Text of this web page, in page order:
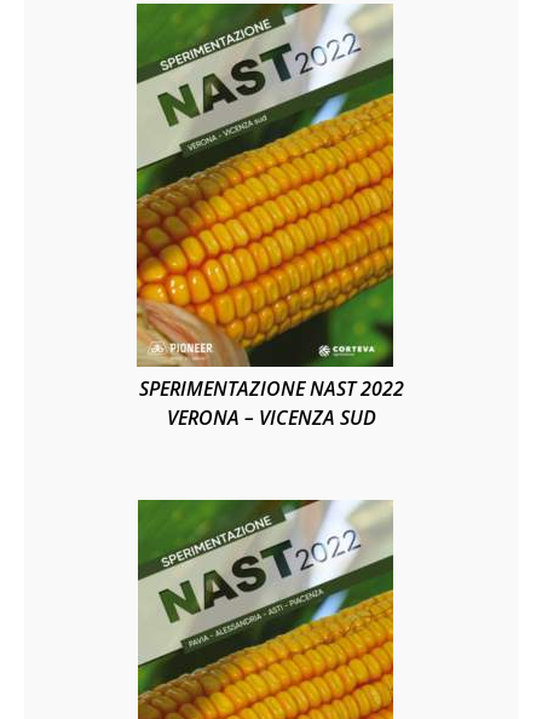
SPERIMENTAZIONE NAST 2022
VERONA – VICENZA SUD